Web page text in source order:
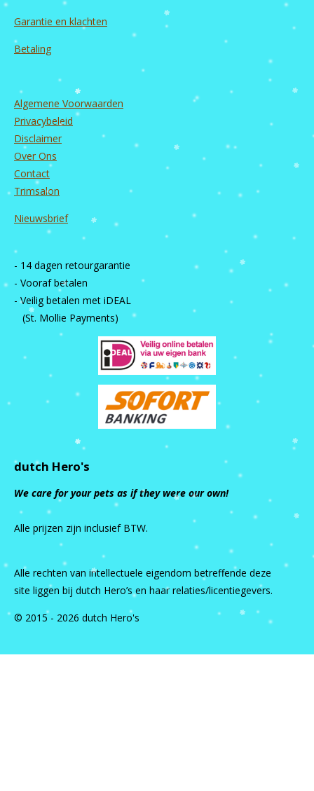
Garantie en klachten
Betaling
Algemene Voorwaarden
Privacybeleid
Disclaimer
Over Ons
Contact
Trimsalon
Nieuwsbrief
- 14 dagen retourgarantie
- Vooraf betalen
- Veilig betalen met iDEAL
(St. Mollie Payments)
dutch Hero's
We care for your pets as if they were our own!
Alle prijzen zijn inclusief BTW.
Alle rechten van intellectuele eigendom betreffende deze
site liggen bij dutch Hero’s en haar relaties/licentiegevers.
© 2015 - 2026 dutch Hero's